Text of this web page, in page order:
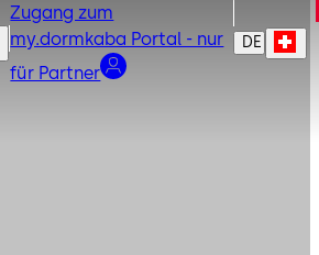
Zugang zum
my.dormkaba Portal - nur
für Partner
DE